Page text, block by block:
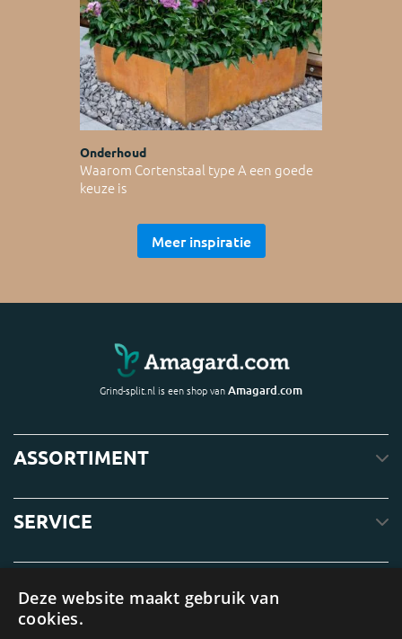
Onderhoud
Waarom Cortenstaal type A een goede
keuze is
Meer inspiratie
Grind-split.nl is een shop vanAmagard.com
ASSORTIMENT
SERVICE
Deze website maakt gebruik van
cookies.